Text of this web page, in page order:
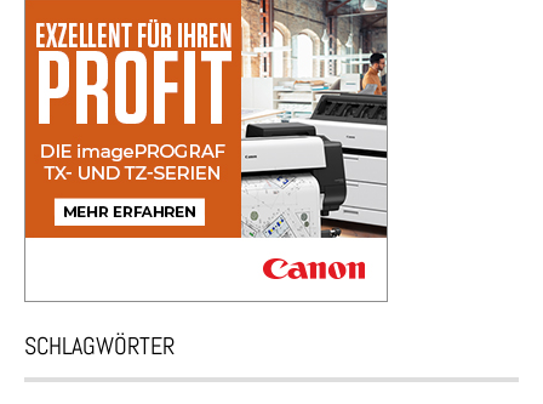
SCHLAGWÖRTER